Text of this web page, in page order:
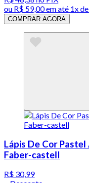
ou R$ 59,00em até 1x de
COMPRAR AGORA
Lápis De Cor
Faber-castell
R$ 30,99